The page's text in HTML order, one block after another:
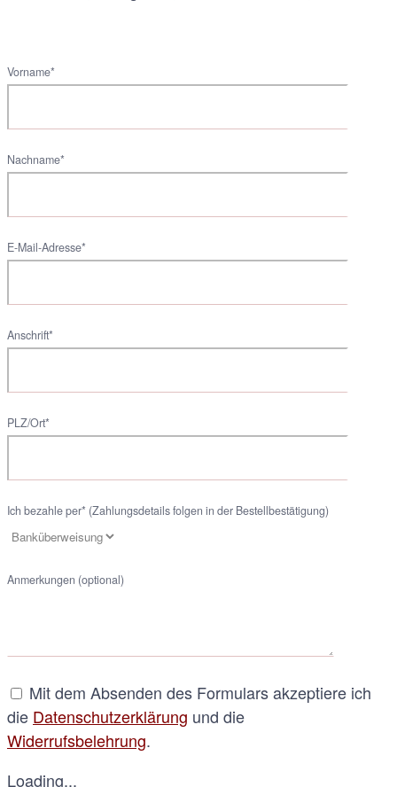
Vorname*
Nachname*
E-Mail-Adresse*
Anschrift*
PLZ/Ort*
Ich bezahle per* (Zahlungsdetails folgen in der Bestellbestätigung)
Anmerkungen (optional)
Mit dem Absenden des Formulars akzeptiere ich
die Datenschutzerklärung und die
Widerrufsbelehrung.
Loading...